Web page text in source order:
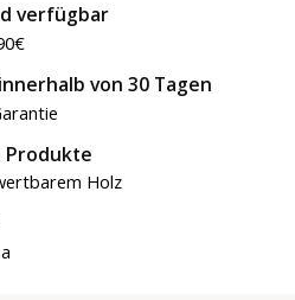
verfügbar
von 30 Tagen
Produkte
Holz